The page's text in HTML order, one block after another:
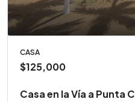
CASA
$125,000
Casa en la Vía a Punta